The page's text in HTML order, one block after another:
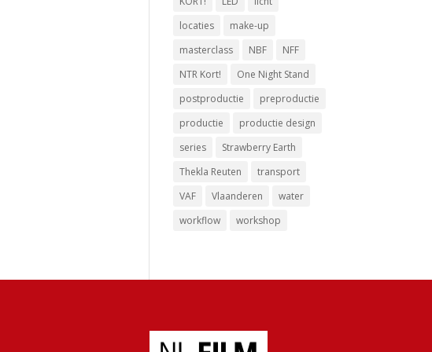
locaties
make-up
masterclass
NBF
NFF
NTR Kort!
One Night Stand
postproductie
preproductie
productie
productie design
series
Strawberry Earth
Thekla Reuten
transport
VAF
Vlaanderen
water
workflow
workshop